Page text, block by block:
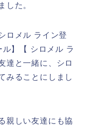
した。
ロメル ライン登
】【 シロメル ラ
達と一緒に、シロ
みることにしまし
親しい友達にも協